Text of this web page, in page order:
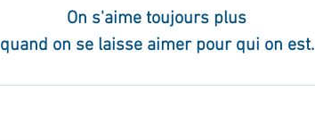
On s'aime toujours plus
quand on se laisse aimer pour qui on est.